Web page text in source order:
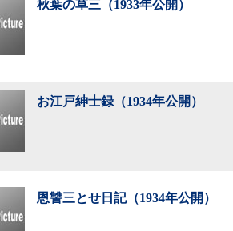
秋葉の草三（1933年公開）
お江戸紳士録（1934年公開）
恩讐三とせ日記（1934年公開）